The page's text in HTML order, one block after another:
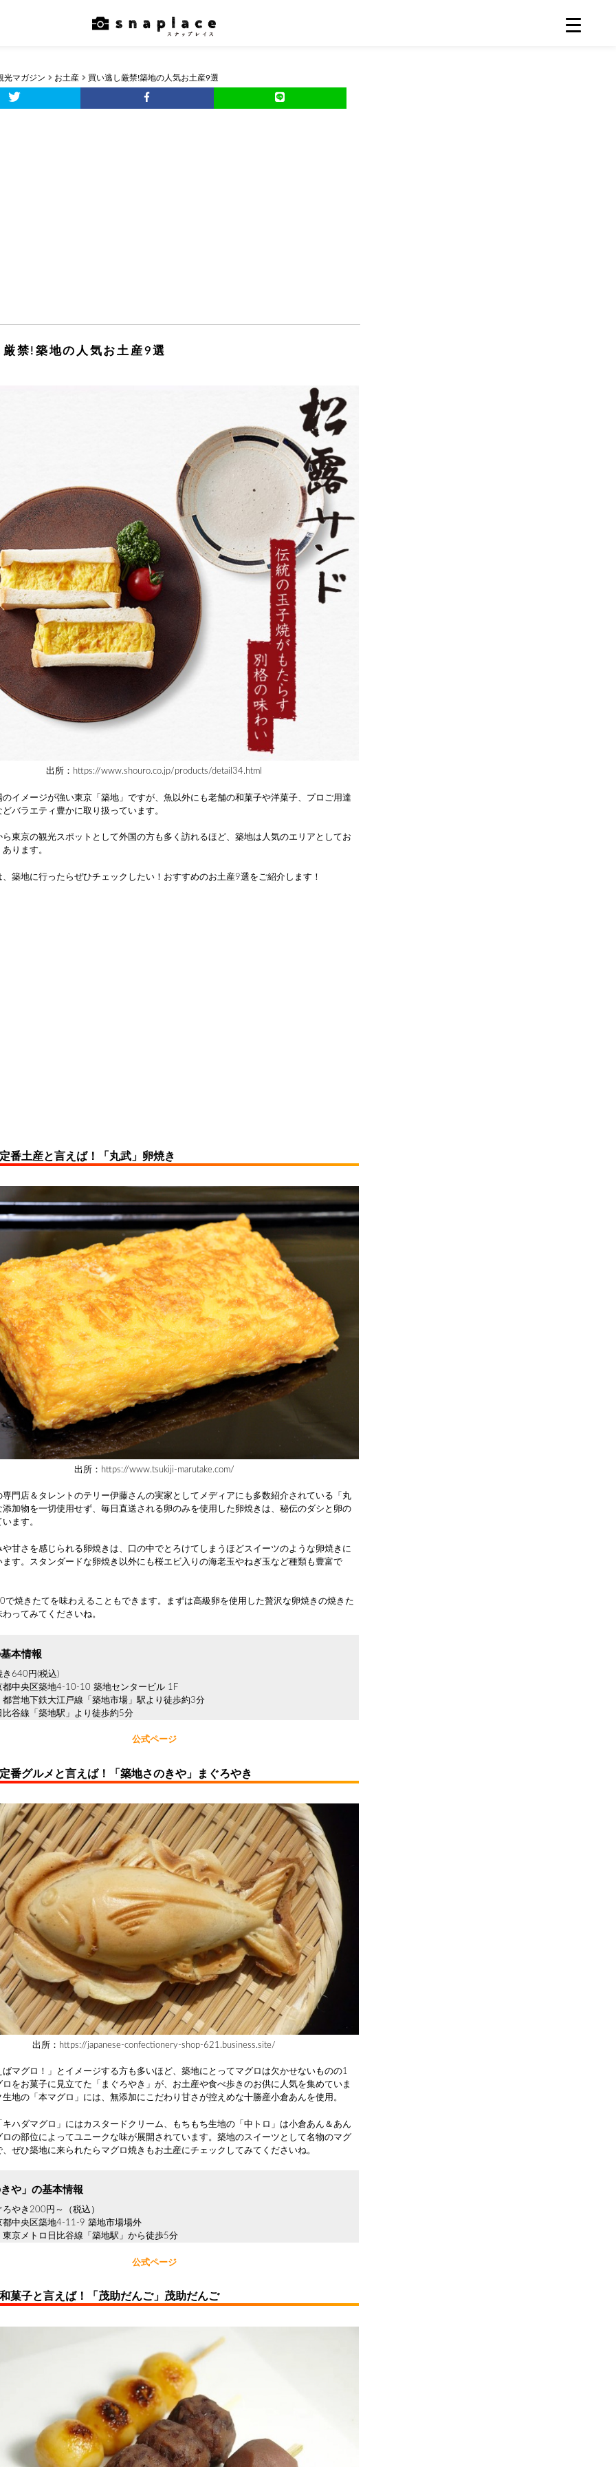
光マガジン お土産 買い逃し厳禁!築地の人気お土産9選
厳禁!築地の人気お土産9選
出所：https://www.shouro.co.jp/products/detail34.html
のイメージが強い東京「築地」ですが、魚以外にも老舗の和菓子や洋菓子、プロご用達
バラエティ豊かに取り扱っています。
ら東京の観光スポットとして外国の方も多く訪れるほど、築地は人気のエリアとしてお
ります。
築地に行ったらぜひチェックしたい！おすすめのお土産9選をご紹介します！
番土産と言えば！「丸武」卵焼き
出所：https://www.tsukiji-marutake.com/
専門店＆タレントのテリー伊藤さんの実家としてメディアにも多数紹介されている「丸
添加物を一切使用せず、毎日直送される卵のみを使用した卵焼きは、秘伝のダシと卵の
ます。
や甘さを感じられる卵焼きは、口の中でとろけてしまうほどスイーツのような卵焼きに
ます。スタンダードな卵焼き以外にも桜エビ入りの海老玉やねぎ玉など種類も豊富で
で焼きたてを味わえることもできます。まずは高級卵を使用した贅沢な卵焼きの焼きた
ってみてくださいね。
本情報
き640円(税込)
都中央区築地4-10-10 築地センタービル 1F
都営地下鉄大江戸線「築地市場」駅より徒歩約3分
比谷線「築地駅」より徒歩約5分
公式ページ
番グルメと言えば！「築地さのきや」まぐろやき
出所：https://japanese-confectionery-shop-621.business.site/
ばマグロ！」とイメージする方も多いほど、築地にとってマグロは欠かせないものの1
ロをお菓子に見立てた「まぐろやき」が、お土産や食べ歩きのお供に人気を集めていま
地の「本マグロ」には、無添加にこだわり甘さが控えめな十勝産小倉あんを使用。
キハダマグロ」にはカスタードクリーム、もちもち生地の「中トロ」は小倉あん＆あん
ロの部位によってユニークな味が展開されています。築地のスイーツとして名物のマグ
ぜひ築地に来られたらマグロ焼きもお土産にチェックしてみてくださいね。
や」の基本情報
やき200円～（税込）
都中央区築地4-11-9 築地市場場外
東京メトロ日比谷線「築地駅」から徒歩5分
公式ページ
菓子と言えば！「茂助だんご」茂助だんご